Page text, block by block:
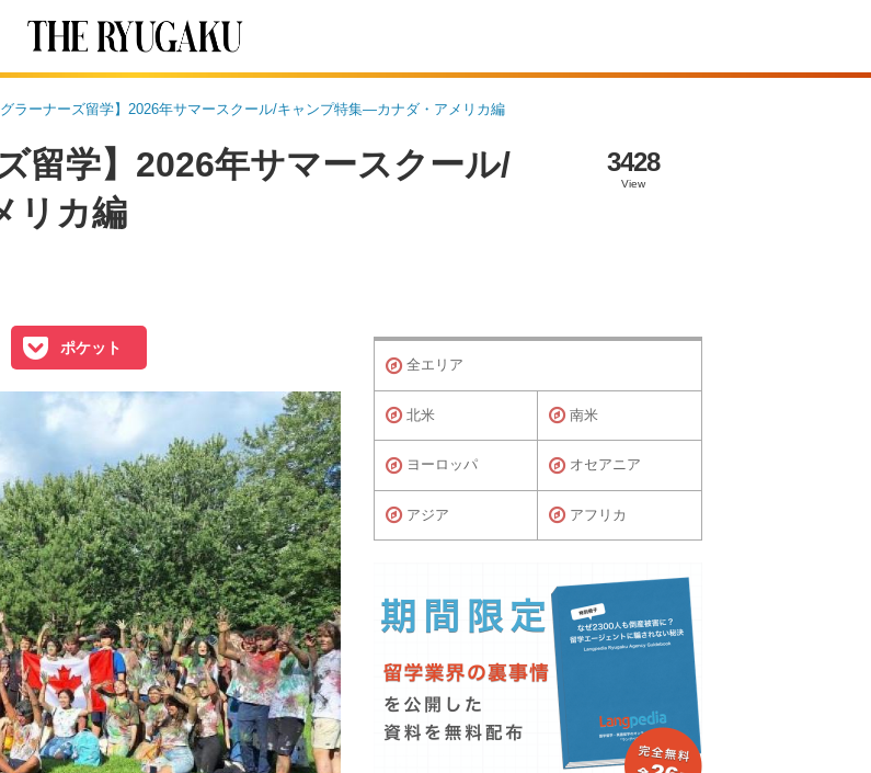
グラーナーズ留学】2026年サマースクール/キャンプ特集―カナダ・アメリカ編
留学】2026年サマースクール/
リカ編
3428
View
ポケット
全エリア
北米 南米
ヨーロッパ オセアニア
アジア アフリカ